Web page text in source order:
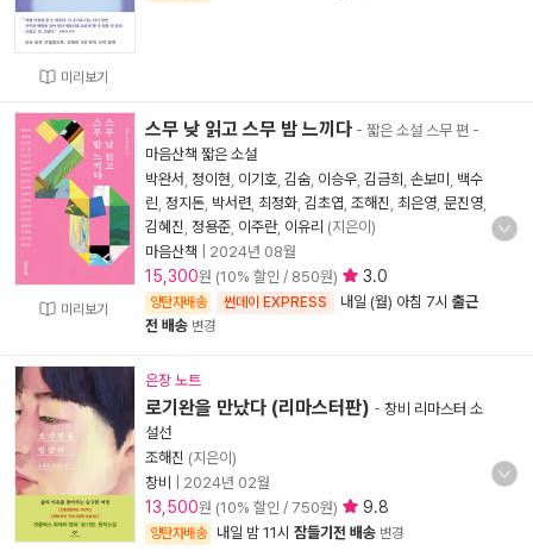
미리보기
미리보기
스무 낮 읽고 스무 밤 느끼다 - 짧은 소설 스무 편 -
마음산책 짧은 소설
박완서 정이현 이기호 김숨 이승우 김금희 손보미
백수
린 정지돈 박서련 최정화 김초엽 조해진 최은영 문진영
김혜진 정용준 이주란, 이유리 (지은이)
마음산책
2024년 08월
15,300원 (10% 할인 / 850원) 3.0
양탄자배송 썬데이 EXPRESS 내일 (월) 아침 7시 출근
전 배송 변경
은장 노트
로기완을 만났다 (리마스터판) - 창비 리마스터 소
설선
조해진 (지은이)
창비
2024년 02월
13,500원 (10% 할인 / 750원) 9.8
양탄자배송 내일 밤 11시 잠들기전 배송 변경